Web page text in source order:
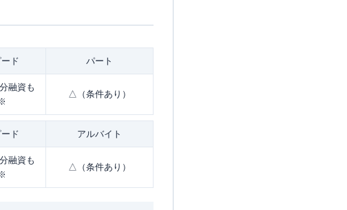
ド パート
融資も
△（条件あり）
ド アルバイト
融資も
△（条件あり）